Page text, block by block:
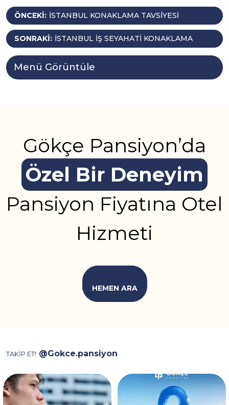
Yazı
gezinmesi
ÖNCEKI: İSTANBUL KONAKLAMA TAVSIYESI
SONRAKI: İSTANBUL İŞ SEYAHATI KONAKLAMA
Menü Görüntüle
Gökçe Pansiyon’da
Özel Bir Deneyim
Pansiyon Fiyatına Otel
Hizmeti
HEMEN ARA
TAKİP ET! @Gokce.pansiyon
Video, ev kiralarken karşılaşılan
depozito, aidat...
İstanbul’da konaklama için
doğru noktadasınız! 📍✨